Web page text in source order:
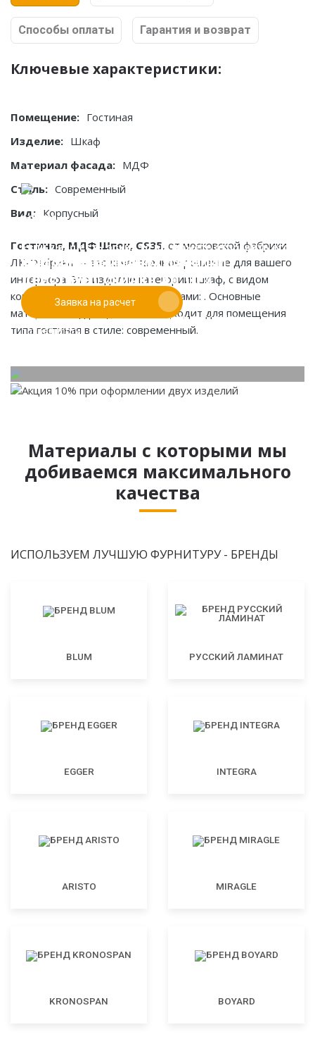
Способы оплаты Гарантия и возврат
Ключевые характеристики:
Помещение: Гостиная
Изделие: Шкаф
Материал фасада: МДФ
Стиль: Современный
Вид: Корпусный
Гостиная, МДФ Шпон, GS35, от московской фабрики
ЛК-Фабрика — это качественное решение для вашего
интерьера. Это изделие категории: шкаф, с видом
конструкции: корпусный, и фасадами: . Основные
материалы: мдф. Идеально подходит для помещения
типа гостиная в стиле: современный.
Если у вас есть эскиз то вы можете отправить его
нам для предварительной оценки
Заявка на расчет
При заказе от двух изделий
действует скидка до 10%
Работаем только по индивидуальным проектам.
Адаптируем лучшие идеи дизайнеров под Ваши
потребности.
Материалы с которыми мы
добиваемся максимального
качества
ИСПОЛЬЗУЕМ ЛУЧШУЮ ФУРНИТУРУ - БРЕНДЫ
BLUM РУССКИЙ ЛАМИНАТ
EGGER INTEGRA
ARISTO MIRAGLE
KRONOSPAN BOYARD